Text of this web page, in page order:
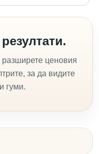
ценовия
за да видите
гуми.